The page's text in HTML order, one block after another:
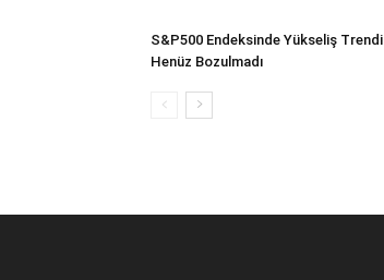
S&P500 Endeksinde Yükseliş Trendi
Henüz Bozulmadı